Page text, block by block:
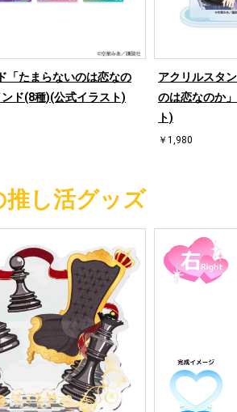
「たまらないのは恋なの
ド(8種)(公式イラスト)
アクリルスタ
のは恋なのか
ト)
￥1,980
推し活グッズ